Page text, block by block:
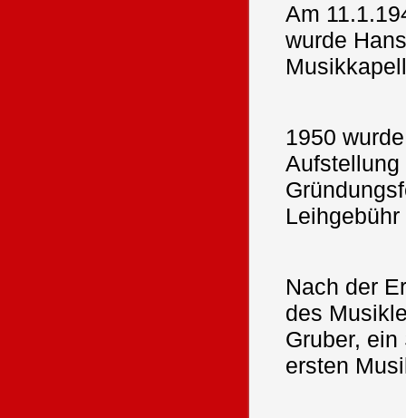
Am
wurde
1950
Nach der
des
Gruber,
ersten